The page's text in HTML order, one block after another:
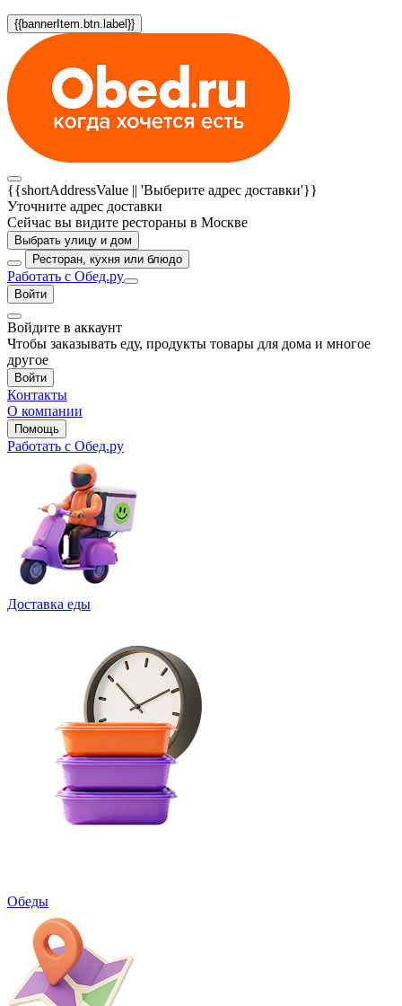
{{bannerItem.btn.label}}
{{shortAddressValue || 'Выберите адрес доставки'}}
Уточните адрес доставки
Сейчас вы видите рестораны в Москве
Выбрать улицу и дом
Ресторан, кухня или блюдо
Работать с Обед.ру
Войти
Войдите в аккаунт
Чтобы заказывать еду, продукты товары для дома и многое
другое
Войти
Контакты
О компании
Помощь
Работать с Обед.ру
Доставка еды
Обеды